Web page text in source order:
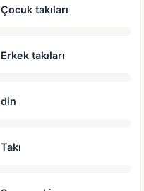
Çocuk takıları
Erkek takıları
din
Takı